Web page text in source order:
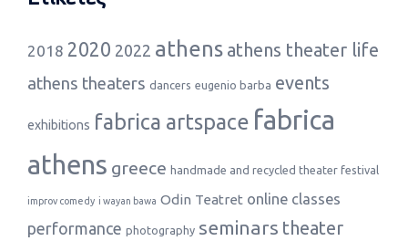
2018 2020 2022 athens athens theater life
athens theaters dancers eugenio barba events
exhibitions fabrica artspace fabrica
athens greece handmade and recycled theater festival
improv comedy i wayan bawa Odin Teatret online classes
performance photography seminars theater